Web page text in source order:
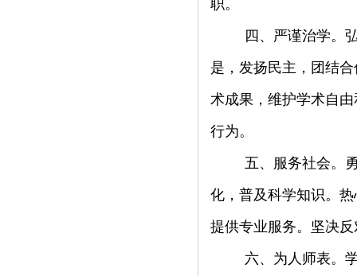
职。
四、严谨治学。
是，发扬民主，团结
术成果，维护学术自
行为。
五、服务社会。
化，普及科学知识。
提供专业服务。坚决
六、为人师表。